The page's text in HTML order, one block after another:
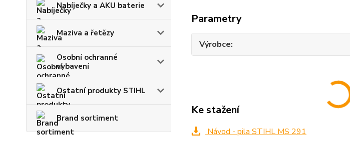
Nabíječky a AKU baterie
Maziva a řetězy
Osobní ochranné
vybavení
Ostatní produkty STIHL
Brand sortiment
Parametry
Výrobce
Ke stažení
Návod - pila STIHL MS 291